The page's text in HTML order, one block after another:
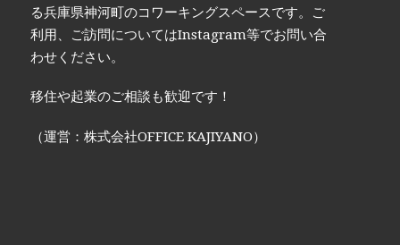
る兵庫県神河町のコワーキングスペースです。ご
利用、ご訪問についてはInstagram等でお問い合
わせください。
移住や起業のご相談も歓迎です！
（運営：株式会社OFFICE KAJIYANO）